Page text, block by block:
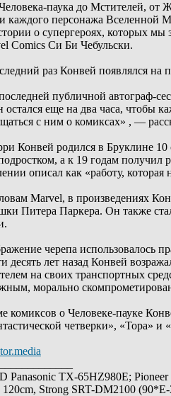
паука до Мстителей, от
каждого персонажа Вселенной
о супергероях, которых мы
Comics Си Би Чебульски.
раз Конвей появлялся на
публичной автограф-
остался еще на два часа, чтобы
с ним о комиксах» , —
Конвей родился в Бруклине 10
а к 19 годам получил
описал как «работу,
Marvel, в произведениях
Питера Паркера. Он также
черепа использовалось
десять лет назад Конвей
на своих транспортных
морально
комиксов о Человеке-пауке
четверки», «Тора» и
Panasonic TX-65HZ980E;
Strong SRT-DM2100